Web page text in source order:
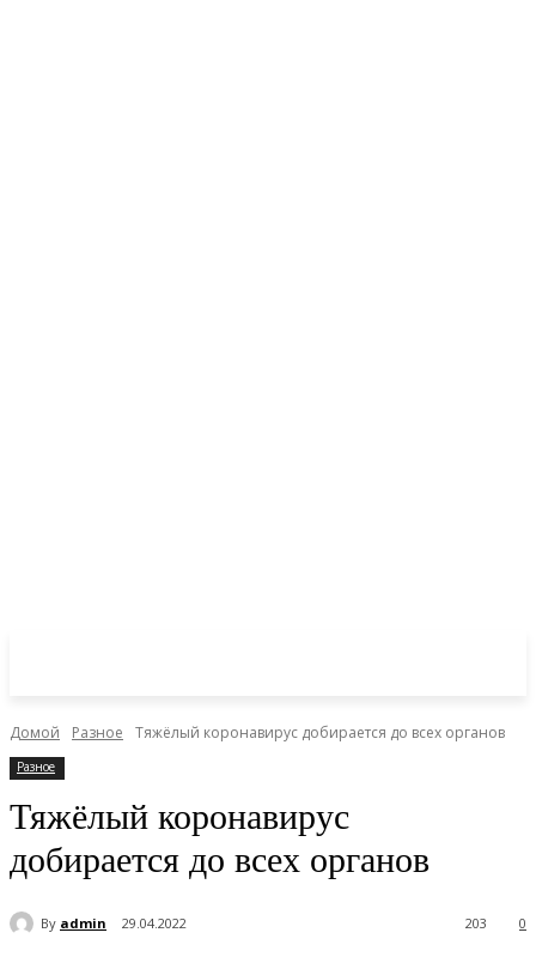
Домой Разное Тяжёлый коронавирус добирается до всех органов
Разное
Тяжёлый коронавирус
добирается до всех органов
By admin 29.04.2022 0
203